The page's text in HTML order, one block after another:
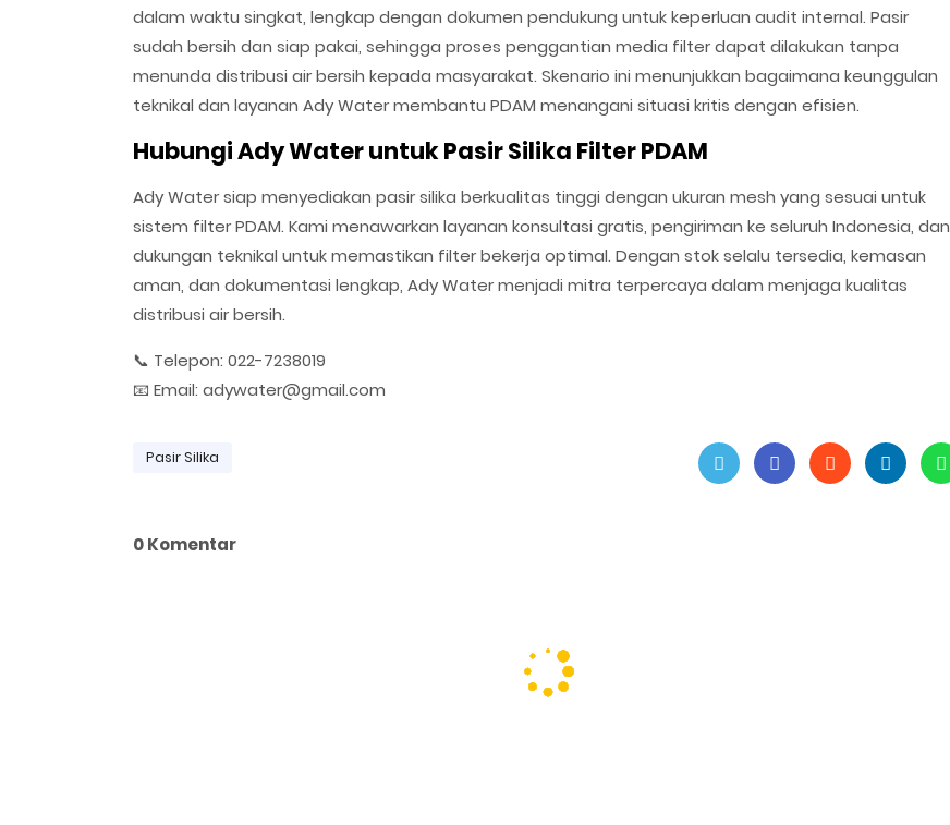
dalam waktu singkat, lengkap dengan dokumen pendukung untuk keperluan audit internal. Pasir
sudah bersih dan siap pakai, sehingga proses penggantian media filter dapat dilakukan tanpa
menunda distribusi air bersih kepada masyarakat. Skenario ini menunjukkan bagaimana keunggulan
teknikal dan layanan Ady Water membantu PDAM menangani situasi kritis dengan efisien.
Hubungi Ady Water untuk Pasir Silika Filter PDAM
Ady Water siap menyediakan pasir silika berkualitas tinggi dengan ukuran mesh yang sesuai untuk
sistem filter PDAM. Kami menawarkan layanan konsultasi gratis, pengiriman ke seluruh Indonesia, dan
dukungan teknikal untuk memastikan filter bekerja optimal. Dengan stok selalu tersedia, kemasan
aman, dan dokumentasi lengkap, Ady Water menjadi mitra terpercaya dalam menjaga kualitas
distribusi air bersih.
📞 Telepon: 022-7238019
📧 Email: adywater@gmail.com
Pasir Silika
0 Komentar